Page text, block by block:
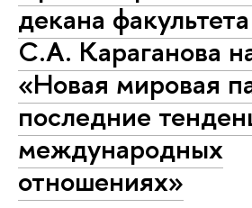
декана
С.А. Караганова
«Новая мировая
последние
международных
отношениях»